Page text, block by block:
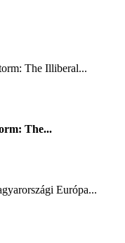
The Illiberal...
The...
Európa...